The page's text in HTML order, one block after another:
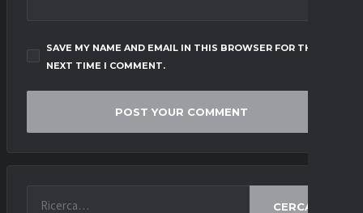
SAVE MY NAME AND EMAIL IN THIS BROWSER FOR THE
NEXT TIME I COMMENT.
CERCA